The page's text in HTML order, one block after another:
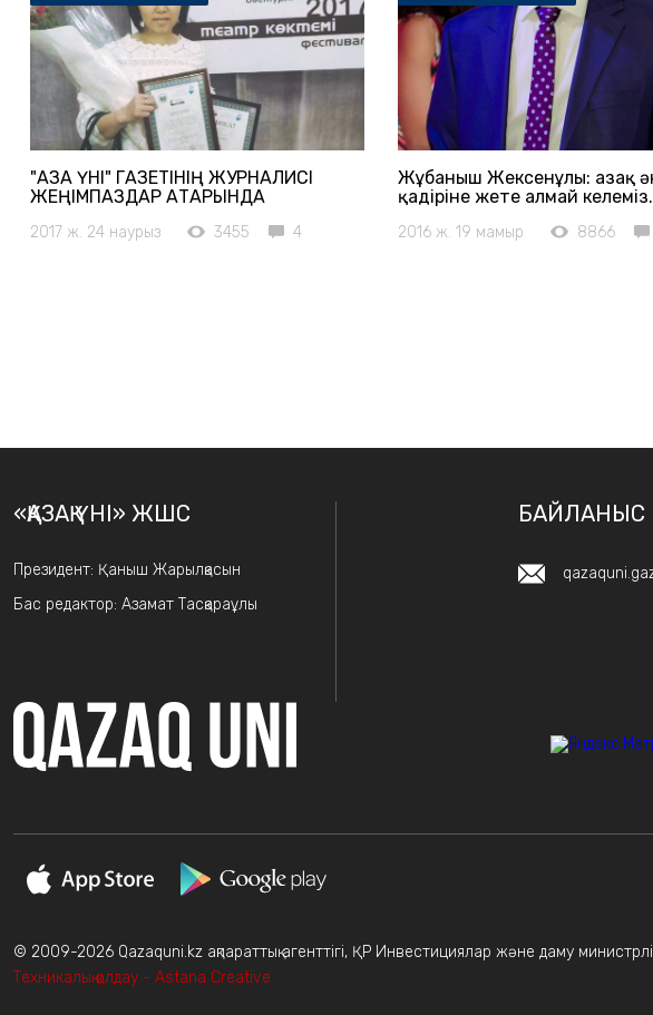
"ҚАЗАҚ ҮНІ" ГАЗЕТІНІҢ ЖУРНАЛИСІ
ЖЕҢІМПАЗДАР ҚАТАРЫНДА
2017 ж. 24 наурыз 3455 4
Жұбаныш Жексенұлы: Қазақ
қадіріне жете алмай
2016 ж. 19 мамыр 8866
«ҚАЗАҚ ҮНІ» ЖШС
Президент: Қаныш Жарылқасын
Бас редактор: Азамат Тасқараұлы
БАЙЛАНЫС
© 2009-2026 Qazaquni.kz ақпараттық агенттігі, ҚР Инвестициялар және даму
Техникалық қолдау - Astana Creative